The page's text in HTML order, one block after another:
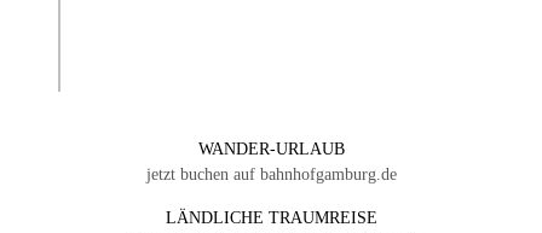
WANDER-URLAUB
jetzt buchen auf bahnhofgamburg.de
LÄNDLICHE TRAUMREISE